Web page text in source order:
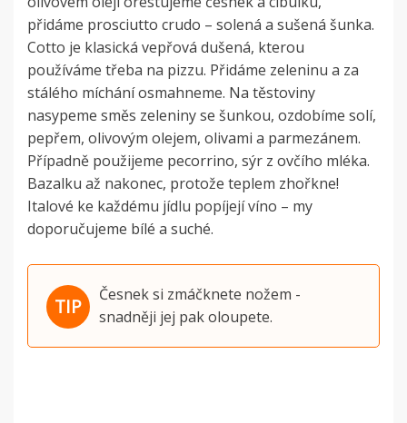
přidáme prosciutto crudo – solená a sušená šunka.
Cotto je klasická vepřová dušená, kterou
používáme třeba na pizzu. Přidáme zeleninu a za
stálého míchání osmahneme. Na těstoviny
nasypeme směs zeleniny se šunkou, ozdobíme solí,
pepřem, olivovým olejem, olivami a parmezánem.
Případně použijeme pecorrino, sýr z ovčího mléka.
Bazalku až nakonec, protože teplem zhořkne!
Italové ke každému jídlu popíjejí víno – my
doporučujeme bílé a suché.
Česnek si zmáčknete nožem -
snadněji jej pak oloupete.